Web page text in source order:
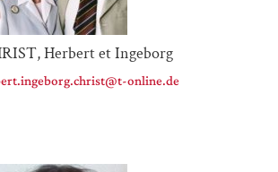
Herbert et Ingeborg
online.de